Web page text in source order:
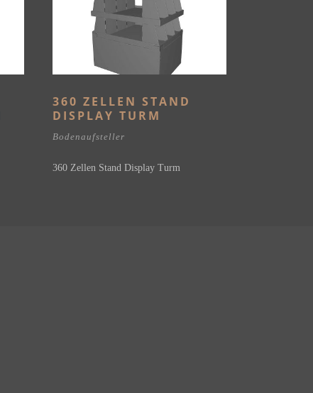
360 ZELLEN STAND
DISPLAY TURM
Bodenaufsteller
360 Zellen Stand Display Turm